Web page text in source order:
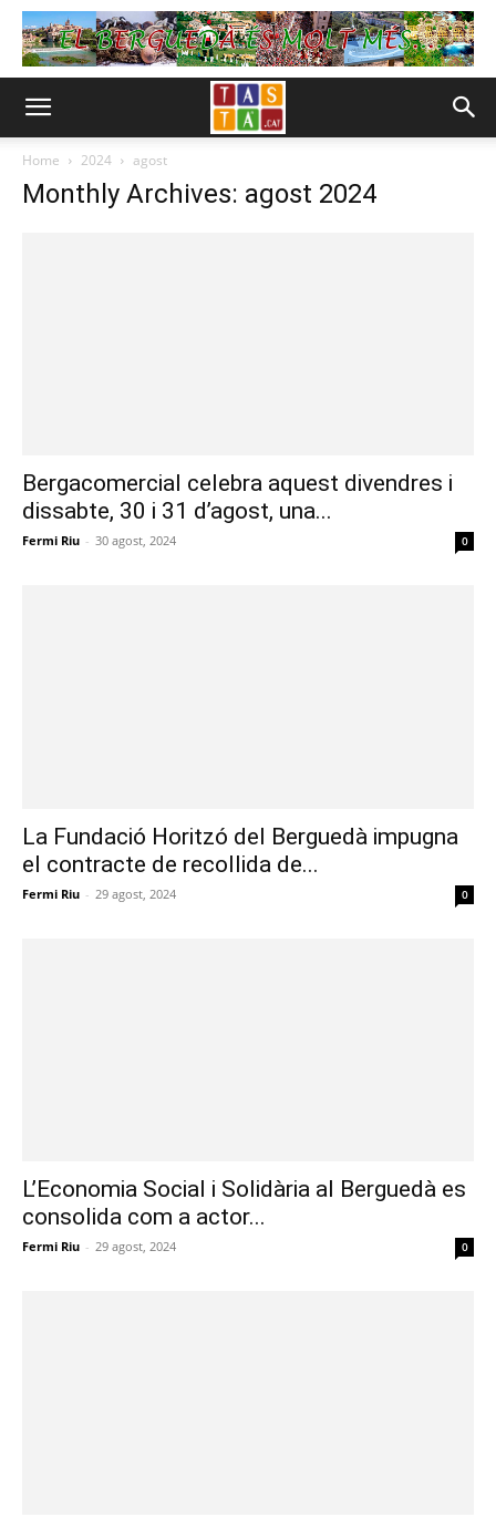
Home 2024 agost
Monthly Archives: agost 2024
Bergacomercial celebra aquest divendres i
dissabte, 30 i 31 d’agost, una...
Fermi Riu - 30 agost, 2024 0
La Fundació Horitzó del Berguedà impugna
el contracte de recollida de...
Fermi Riu - 29 agost, 2024 0
L’Economia Social i Solidària al Berguedà es
consolida com a actor...
Fermi Riu - 29 agost, 2024 0